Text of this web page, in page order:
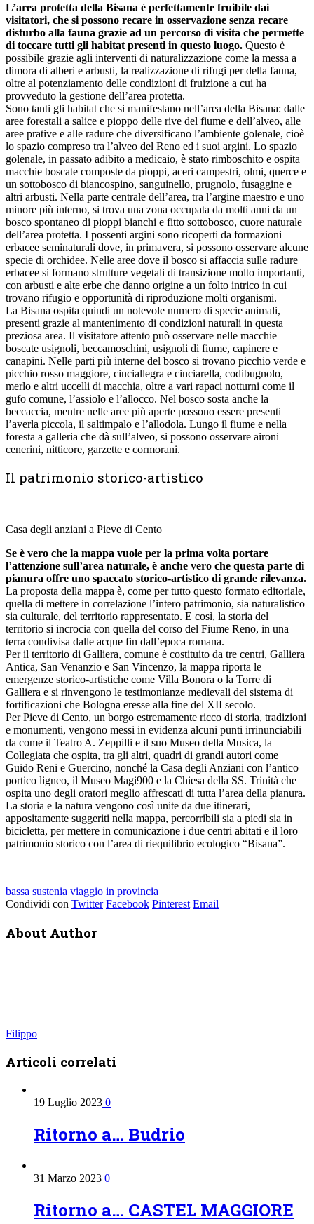
L’area protetta della Bisana è perfettamente fruibile dai
visitatori, che si possono recare in osservazione senza recare
disturbo alla fauna grazie ad un percorso di visita che permette
di toccare tutti gli habitat presenti in questo luogo. Questo è
possibile grazie agli interventi di naturalizzazione come la messa a
dimora di alberi e arbusti, la realizzazione di rifugi per della fauna,
oltre al potenziamento delle condizioni di fruizione a cui ha
provveduto la gestione dell’area protetta.
Sono tanti gli habitat che si manifestano nell’area della Bisana: dalle
aree forestali a salice e pioppo delle rive del fiume e dell’alveo, alle
aree prative e alle radure che diversificano l’ambiente golenale, cioè
lo spazio compreso tra l’alveo del Reno ed i suoi argini. Lo spazio
golenale, in passato adibito a medicaio, è stato rimboschito e ospita
macchie boscate composte da pioppi, aceri campestri, olmi, querce e
un sottobosco di biancospino, sanguinello, prugnolo, fusaggine e
altri arbusti. Nella parte centrale dell’area, tra l’argine maestro e uno
minore più interno, si trova una zona occupata da molti anni da un
bosco spontaneo di pioppi bianchi e fitto sottobosco, cuore naturale
dell’area protetta. I possenti argini sono ricoperti da formazioni
erbacee seminaturali dove, in primavera, si possono osservare alcune
specie di orchidee. Nelle aree dove il bosco si affaccia sulle radure
erbacee si formano strutture vegetali di transizione molto importanti,
con arbusti e alte erbe che danno origine a un folto intrico in cui
trovano rifugio e opportunità di riproduzione molti organismi.
La Bisana ospita quindi un notevole numero di specie animali,
presenti grazie al mantenimento di condizioni naturali in questa
preziosa area. Il visitatore attento può osservare nelle macchie
boscate usignoli, beccamoschini, usignoli di fiume, capinere e
canapini. Nelle parti più interne del bosco si trovano picchio verde e
picchio rosso maggiore, cinciallegra e cinciarella, codibugnolo,
merlo e altri uccelli di macchia, oltre a vari rapaci notturni come il
gufo comune, l’assiolo e l’allocco. Nel bosco sosta anche la
beccaccia, mentre nelle aree più aperte possono essere presenti
l’averla piccola, il saltimpalo e l’allodola. Lungo il fiume e nella
foresta a galleria che dà sull’alveo, si possono osservare aironi
cenerini, nitticore, garzette e cormorani.
Il patrimonio storico-artistico
Casa degli anziani a Pieve di Cento
Se è vero che la mappa vuole per la prima volta portare
l’attenzione sull’area naturale, è anche vero che questa parte di
pianura offre uno spaccato storico-artistico di grande rilevanza.
La proposta della mappa è, come per tutto questo formato editoriale,
quella di mettere in correlazione l’intero patrimonio, sia naturalistico
sia culturale, del territorio rappresentato. E così, la storia del
territorio si incrocia con quella del corso del Fiume Reno, in una
terra condivisa dalle acque fin dall’epoca romana.
Per il territorio di Galliera, comune è costituito da tre centri, Galliera
Antica, San Venanzio e San Vincenzo, la mappa riporta le
emergenze storico-artistiche come Villa Bonora o la Torre di
Galliera e si rinvengono le testimonianze medievali del sistema di
fortificazioni che Bologna eresse alla fine del XII secolo.
Per Pieve di Cento, un borgo estremamente ricco di storia, tradizioni
e monumenti, vengono messi in evidenza alcuni punti irrinunciabili
da come il Teatro A. Zeppilli e il suo Museo della Musica, la
Collegiata che ospita, tra gli altri, quadri di grandi autori come
Guido Reni e Guercino, nonché la Casa degli Anziani con l’antico
portico ligneo, il Museo Magi900 e la Chiesa della SS. Trinità che
ospita uno degli oratori meglio affrescati di tutta l’area della pianura.
La storia e la natura vengono così unite da due itinerari,
appositamente suggeriti nella mappa, percorribili sia a piedi sia in
bicicletta, per mettere in comunicazione i due centri abitati e il loro
patrimonio storico con l’area di riequilibrio ecologico “Bisana”.
bassa sustenia viaggio in provincia
Condividi con Twitter Facebook Pinterest Email
About Author
Filippo
Articoli correlati
19 Luglio 2023 0
Ritorno a… Budrio
31 Marzo 2023 0
Ritorno a… CASTEL MAGGIORE